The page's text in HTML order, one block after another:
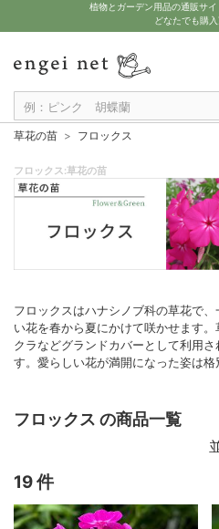
植物とガーデン用品の通販サ
どなたでも購
草花の苗 フロックス
フロックス:草花の苗
フロックスはハナシノブ科の草花で
い花を春から夏にかけて咲かせます
クラなどグランドカバーとして利用
す。愛らしい花が満開になった姿は格
フロックス の商品一覧
19 件